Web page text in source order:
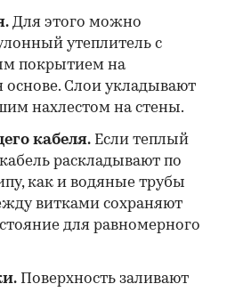
Для этого можно
утеплитель с
покрытием на
Слои укладывают
нахлестом на стены.
кабеля. Если теплый
раскладывают по
как и водяные трубы
витками сохраняют
для равномерного
Поверхность заливают